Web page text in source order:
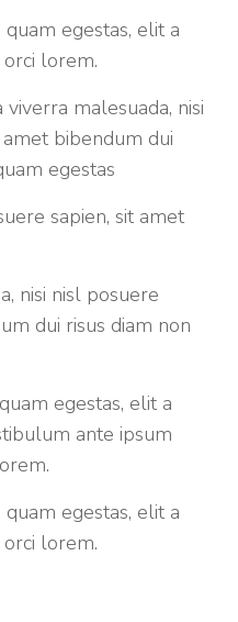
egestas, elit a
lorem.
malesuada, nisi
bibendum dui
egestas
sapien, sit amet
nisi nisl posuere
dui risus diam non
egestas, elit a
ante ipsum
egestas, elit a
lorem.